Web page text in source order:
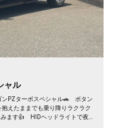
ャル
ンPZターボスペシャル🚗 ボタン
えたままでも乗り降りラクラク
ます👍 HIDヘッドライトで夜